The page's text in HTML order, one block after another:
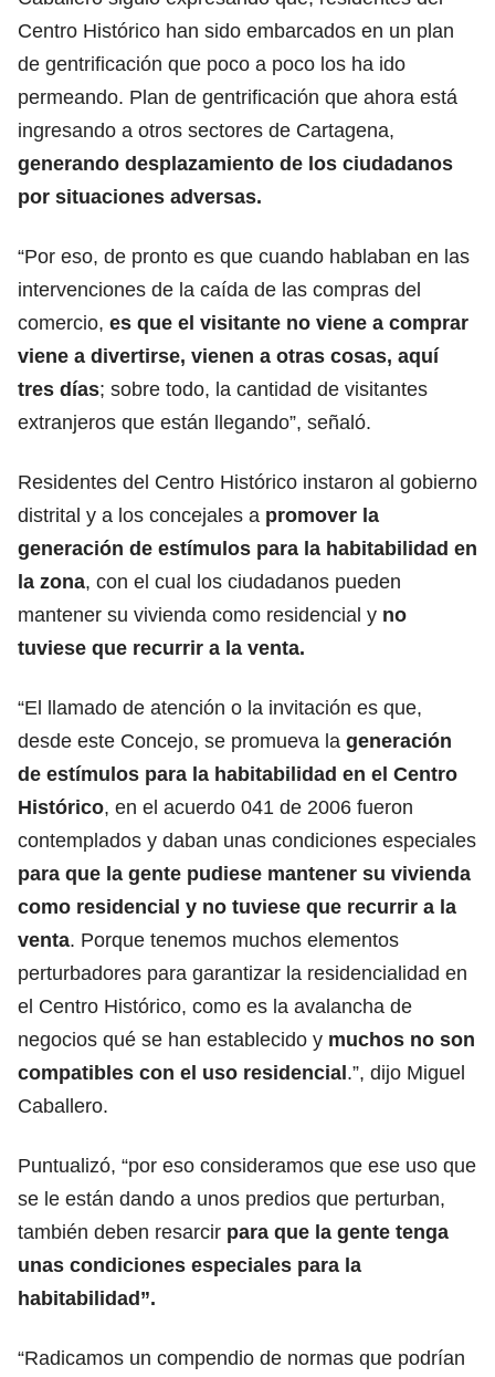
Centro Histórico han sido embarcados en un plan
de gentrificación que poco a poco los ha ido
permeando. Plan de gentrificación que ahora está
ingresando a otros sectores de Cartagena,
generando desplazamiento de los ciudadanos
por situaciones adversas.
“Por eso, de pronto es que cuando hablaban en las
intervenciones de la caída de las compras del
comercio, es que el visitante no viene a comprar
viene a divertirse, vienen a otras cosas, aquí
tres días; sobre todo, la cantidad de visitantes
extranjeros que están llegando”, señaló.
Residentes del Centro Histórico instaron al gobierno
distrital y a los concejales a promover la
generación de estímulos para la habitabilidad en
la zona, con el cual los ciudadanos pueden
mantener su vivienda como residencial y no
tuviese que recurrir a la venta.
“El llamado de atención o la invitación es que,
desde este Concejo, se promueva la generación
de estímulos para la habitabilidad en el Centro
Histórico, en el acuerdo 041 de 2006 fueron
contemplados y daban unas condiciones especiales
para que la gente pudiese mantener su vivienda
como residencial y no tuviese que recurrir a la
venta. Porque tenemos muchos elementos
perturbadores para garantizar la residencialidad en
el Centro Histórico, como es la avalancha de
negocios qué se han establecido y muchos no son
compatibles con el uso residencial.”, dijo Miguel
Caballero.
Puntualizó, “por eso consideramos que ese uso que
se le están dando a unos predios que perturban,
también deben resarcir para que la gente tenga
unas condiciones especiales para la
habitabilidad”.
“Radicamos un compendio de normas que podrían